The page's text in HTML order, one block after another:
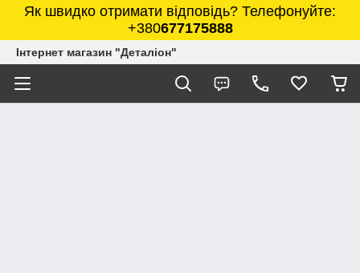
Як швидко отримати відповідь? Телефонуйте:
+380677175888
Інтернет магазин "Деталіон"